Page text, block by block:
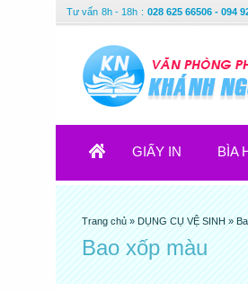
Tư vấn 8h - 18h : 028 625 66506 - 094
GIẤY IN BÌA
Trang chủ»DỤNG CỤ VỆ SINH»
Bao xốp màu